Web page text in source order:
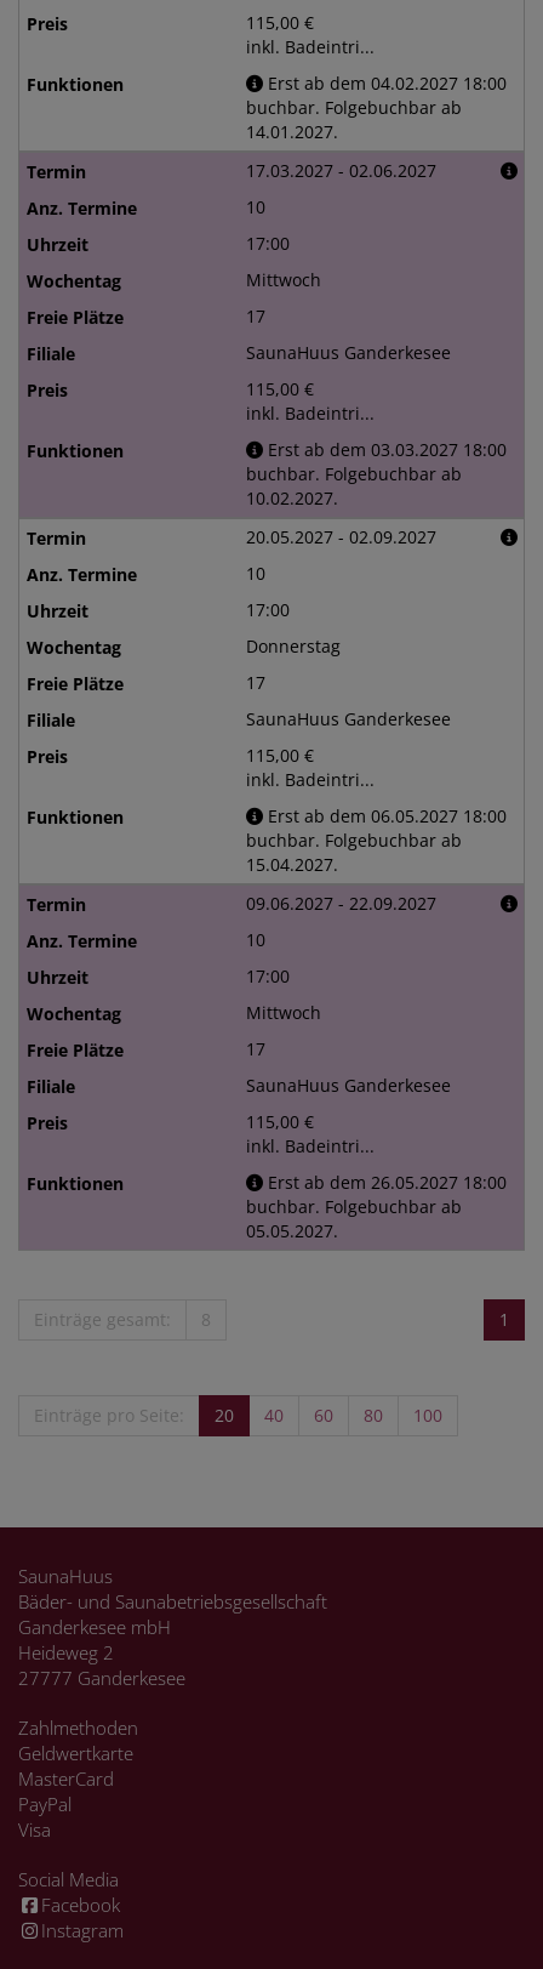
115,00 €
inkl. Badeintri...
Erst ab dem 04.02.2027 18:00
buchbar. Folgebuchbar ab
14.01.2027.
17.03.2027 - 02.06.2027
10
17:00
Mittwoch
17
SaunaHuus Ganderkesee
115,00 €
inkl. Badeintri...
Erst ab dem 03.03.2027 18:00
buchbar. Folgebuchbar ab
10.02.2027.
20.05.2027 - 02.09.2027
10
17:00
Donnerstag
17
SaunaHuus Ganderkesee
115,00 €
inkl. Badeintri...
Erst ab dem 06.05.2027 18:00
buchbar. Folgebuchbar ab
15.04.2027.
09.06.2027 - 22.09.2027
10
17:00
Mittwoch
17
SaunaHuus Ganderkesee
115,00 €
inkl. Badeintri...
Erst ab dem 26.05.2027 18:00
buchbar. Folgebuchbar ab
05.05.2027.
1
Einträge gesamt: 8
Einträge pro Seite: 20 40 60 80 100
SaunaHuus
Bäder- und Saunabetriebsgesellschaft
Ganderkesee mbH
Heideweg 2
27777 Ganderkesee
Zahlmethoden
Geldwertkarte
MasterCard
PayPal
Visa
Social Media
Facebook
Instagram